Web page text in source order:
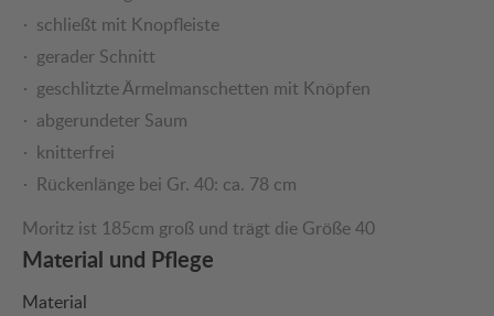
schließt mit Knopfleiste
gerader Schnitt
geschlitzte Ärmelmanschetten mit Knöpfen
abgerundeter Saum
knitterfrei
Rückenlänge bei Gr. 40: ca. 78 cm
Moritz ist 185cm groß und trägt die Größe 40
Material und Pflege
Material